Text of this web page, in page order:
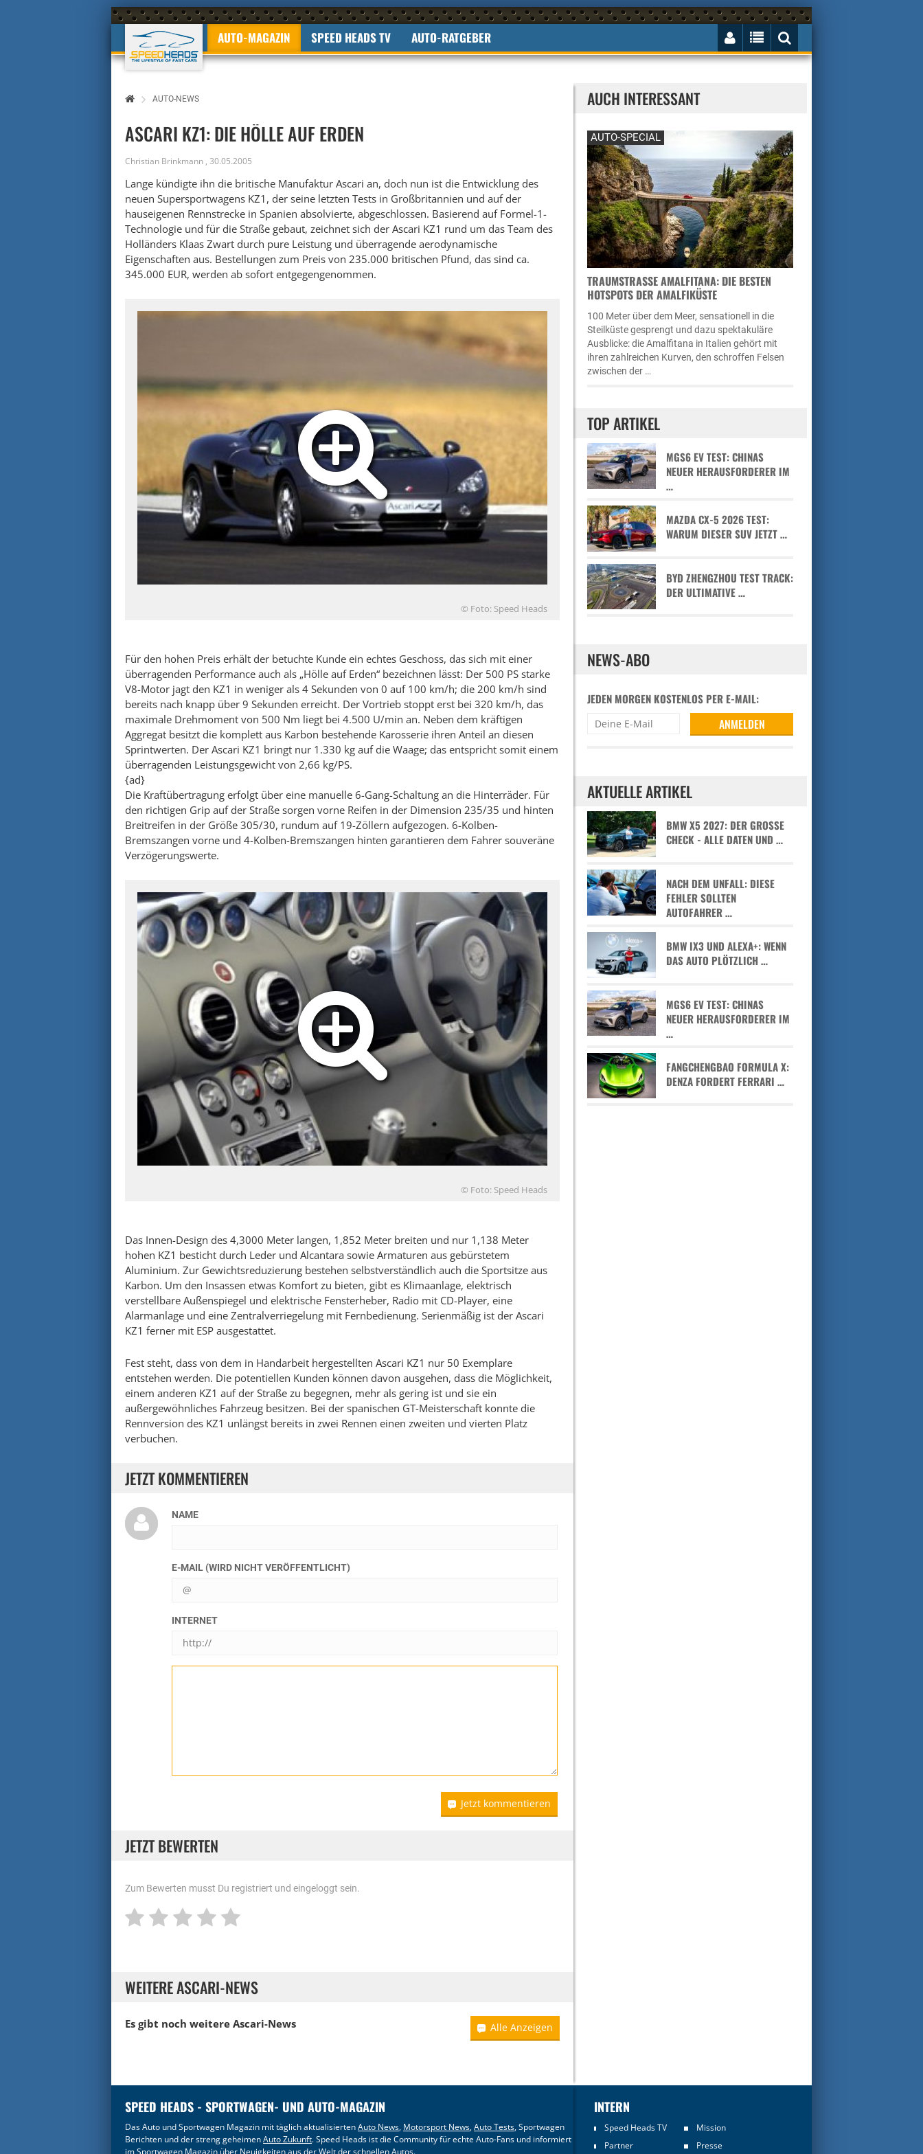
AUTO-MAGAZIN SPEED HEADS TV AUTO-RATGEBER
AUTO-NEWS
ASCARI KZ1: DIE HÖLLE AUF ERDEN
Christian Brinkmann , 30.05.2005
Lange kündigte ihn die britische Manufaktur Ascari an, doch nun ist die Entwicklung des
neuen Supersportwagens KZ1, der seine letzten Tests in Großbritannien und auf der
hauseigenen Rennstrecke in Spanien absolvierte, abgeschlossen. Basierend auf Formel-1-
Technologie und für die Straße gebaut, zeichnet sich der Ascari KZ1 rund um das Team des
Holländers Klaas Zwart durch pure Leistung und überragende aerodynamische
Eigenschaften aus. Bestellungen zum Preis von 235.000 britischen Pfund, das sind ca.
345.000 EUR, werden ab sofort entgegengenommen.
© Foto: Speed Heads
Für den hohen Preis erhält der betuchte Kunde ein echtes Geschoss, das sich mit einer
überragenden Performance auch als „Hölle auf Erden“ bezeichnen lässt: Der 500 PS starke
V8-Motor jagt den KZ1 in weniger als 4 Sekunden von 0 auf 100 km/h; die 200 km/h sind
bereits nach knapp über 9 Sekunden erreicht. Der Vortrieb stoppt erst bei 320 km/h, das
maximale Drehmoment von 500 Nm liegt bei 4.500 U/min an. Neben dem kräftigen
Aggregat besitzt die komplett aus Karbon bestehende Karosserie ihren Anteil an diesen
Sprintwerten. Der Ascari KZ1 bringt nur 1.330 kg auf die Waage; das entspricht somit einem
überragenden Leistungsgewicht von 2,66 kg/PS.
{ad}
Die Kraftübertragung erfolgt über eine manuelle 6-Gang-Schaltung an die Hinterräder. Für
den richtigen Grip auf der Straße sorgen vorne Reifen in der Dimension 235/35 und hinten
Breitreifen in der Größe 305/30, rundum auf 19-Zöllern aufgezogen. 6-Kolben-
Bremszangen vorne und 4-Kolben-Bremszangen hinten garantieren dem Fahrer souveräne
Verzögerungswerte.
© Foto: Speed Heads
Das Innen-Design des 4,3000 Meter langen, 1,852 Meter breiten und nur 1,138 Meter
hohen KZ1 besticht durch Leder und Alcantara sowie Armaturen aus gebürstetem
Aluminium. Zur Gewichtsreduzierung bestehen selbstverständlich auch die Sportsitze aus
Karbon. Um den Insassen etwas Komfort zu bieten, gibt es Klimaanlage, elektrisch
verstellbare Außenspiegel und elektrische Fensterheber, Radio mit CD-Player, eine
Alarmanlage und eine Zentralverriegelung mit Fernbedienung. Serienmäßig ist der Ascari
KZ1 ferner mit ESP ausgestattet.
Fest steht, dass von dem in Handarbeit hergestellten Ascari KZ1 nur 50 Exemplare
entstehen werden. Die potentiellen Kunden können davon ausgehen, dass die Möglichkeit,
einem anderen KZ1 auf der Straße zu begegnen, mehr als gering ist und sie ein
außergewöhnliches Fahrzeug besitzen. Bei der spanischen GT-Meisterschaft konnte die
Rennversion des KZ1 unlängst bereits in zwei Rennen einen zweiten und vierten Platz
verbuchen.
JETZT KOMMENTIEREN
NAME
E-MAIL (WIRD NICHT VERÖFFENTLICHT)
INTERNET
Jetzt kommentieren
JETZT BEWERTEN
Zum Bewerten musst Du registriert und eingeloggt sein.
WEITERE ASCARI-NEWS
Es gibt noch weitere Ascari-News Alle Anzeigen
AUCH INTERESSANT
AUTO-SPECIAL
TRAUMSTRASSE AMALFITANA: DIE BESTEN H
OTSPOTS DER AMALFIKÜSTE
100 Meter über dem Meer, sensationell in die
Steilküste gesprengt und dazu spektakuläre
Ausblicke: die Amalfitana in Italien gehört mit
ihren zahlreichen Kurven, den schroffen Felsen
zwischen der …
TOP ARTIKEL
MGS6 EV TEST: CHINAS
NEUER HERAUSFORDERER IM
…
MAZDA CX-5 2026 TEST:
WARUM DIESER SUV JETZT …
BYD ZHENGZHOU TEST TRACK:
DER ULTIMATIVE …
NEWS-ABO
JEDEN MORGEN KOSTENLOS PER E-MAIL:
AKTUELLE ARTIKEL
BMW X5 2027: DER GROSSE C
HECK - ALLE DATEN UND …
NACH DEM UNFALL: DIESE
FEHLER SOLLTEN
AUTOFAHRER …
BMW IX3 UND ALEXA+: WENN
DAS AUTO PLÖTZLICH …
MGS6 EV TEST: CHINAS
NEUER HERAUSFORDERER IM
…
FANGCHENGBAO FORMULA X:
DENZA FORDERT FERRARI …
SPEED HEADS - SPORTWAGEN- UND AUTO-MAGAZIN
Das Auto und Sportwagen Magazin mit täglich aktualisiertenAuto News, Motorsport News,Auto Tests, Sportwagen
Berichten und der streng geheimenAuto Zukunft. Speed Heads ist die Community für echte Auto-Fans und informiert
INTERN
Speed Heads TV
Mission
Partner
Presse